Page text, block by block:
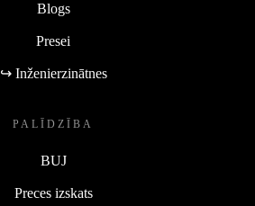
Blogs
Presei
↪ Inženierzinātnes
PALĪDZĪBA
BUJ
Preces izskats